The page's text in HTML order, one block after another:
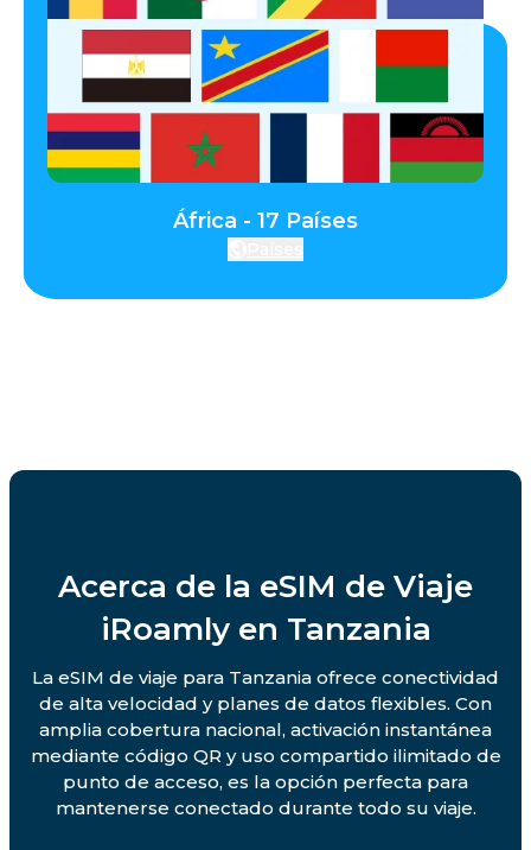
África - 17 Países
Acerca de la eSIM de Viaje
iRoamly en Tanzania
La eSIM de viaje para Tanzania ofrece conectividad
de alta velocidad y planes de datos flexibles. Con
amplia cobertura nacional, activación instantánea
mediante código QR y uso compartido ilimitado de
punto de acceso, es la opción perfecta para
mantenerse conectado durante todo su viaje.